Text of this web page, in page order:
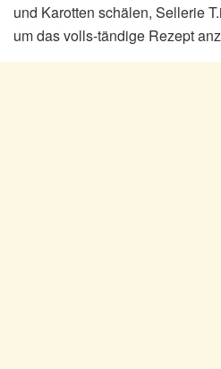
und Karotten schälen, Sellerie
um das volls-tändige Rezept